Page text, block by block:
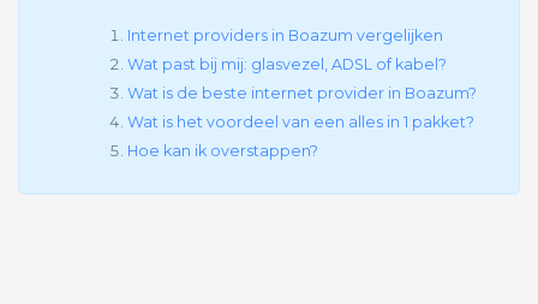
Internet providers in Boazum vergelijken
Wat past bij mij: glasvezel, ADSL of kabel?
Wat is de beste internet provider in Boazum?
Wat is het voordeel van een alles in 1 pakket?
Hoe kan ik overstappen?